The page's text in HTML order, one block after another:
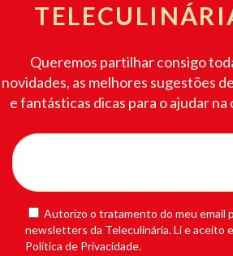
Queremos partilhar consigo
novidades, as melhores sugestões
e fantásticas dicas para o ajudar na
Autorizo o tratamento do meu email
newsletters da Teleculinária. Li e aceito
Política de Privacidade.